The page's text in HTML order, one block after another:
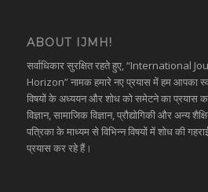
ABOUT IJMH!
सर्वाधिकार सुरक्षित रहते हुए,
Horizon” नामक हमारे नए प्रयास में हम आपका
विषयों के अध्ययन और शोध को समेटने का प्रयास
विज्ञान, सामाजिक विज्ञान, प्रौद्योगिकी और अन्य
पत्रिका के माध्यम से विभिन्न विषयों में शोध की
प्रयास कर रहे हैं।